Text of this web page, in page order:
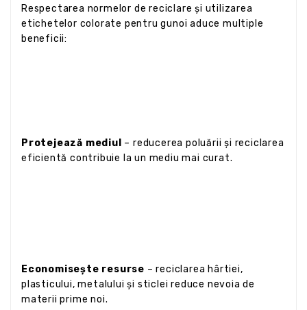
Respectarea normelor de reciclare și utilizarea
etichetelor colorate pentru gunoi aduce multiple
beneficii:
Protejează mediul – reducerea poluării și reciclarea
eficientă contribuie la un mediu mai curat.
Economisește resurse – reciclarea hârtiei,
plasticului, metalului și sticlei reduce nevoia de
materii prime noi.